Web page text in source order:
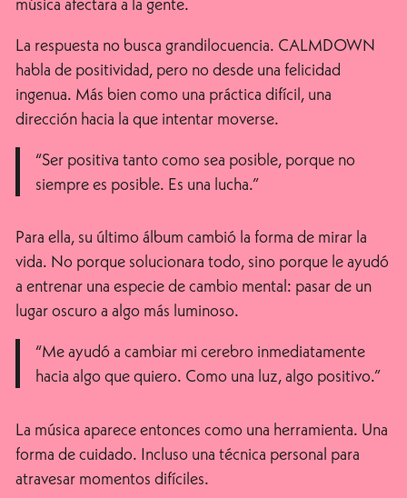
La respuesta no busca grandilocuencia. CALMDOWN
habla de positividad, pero no desde una felicidad
ingenua. Más bien como una práctica difícil, una
dirección hacia la que intentar moverse.
“Ser positiva tanto como sea posible, porque no
siempre es posible. Es una lucha.”
Para ella, su último álbum cambió la forma de mirar la
vida. No porque solucionara todo, sino porque le ayudó
a entrenar una especie de cambio mental: pasar de un
lugar oscuro a algo más luminoso.
“Me ayudó a cambiar mi cerebro inmediatamente
hacia algo que quiero. Como una luz, algo positivo.”
La música aparece entonces como una herramienta. Una
forma de cuidado. Incluso una técnica personal para
atravesar momentos difíciles.